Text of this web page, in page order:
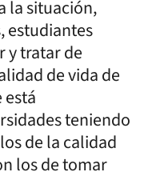
la situación,
estudiantes
y tratar de
de vida de
está
teniendo
de la calidad
los de tomar